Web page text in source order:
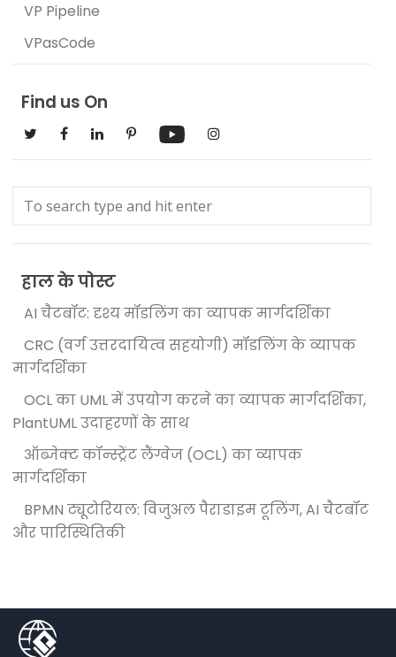
VP Pipeline
VPasCode
Find us On
हाल के पोस्ट
AI चैटबॉट: दृश्य मॉडलिंग का व्यापक मार्गदर्शिका
CRC (वर्ग उत्तरदायित्व सहयोगी) मॉडलिंग के व्यापक
मार्गदर्शिका
OCL का UML में उपयोग करने का व्यापक मार्गदर्शिका,
PlantUML उदाहरणों के साथ
ऑब्जेक्ट कॉन्स्ट्रेंट लैंग्वेज (OCL) का व्यापक
मार्गदर्शिका
BPMN ट्यूटोरियल: विजुअल पैराडाइम टूलिंग, AI चैटबॉट
और पारिस्थितिकी